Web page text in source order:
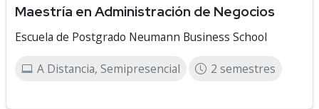
Maestría en Administración de Negocios
Escuela de Postgrado Neumann Business School
A Distancia, Semipresencial 2 semestres